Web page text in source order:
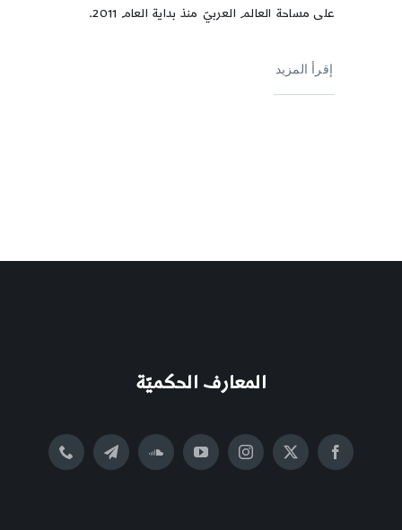
على مساحة العالم العربيّ منذ بداية العام 2011.
إقرأ المزيد
المعارف الحكميّة